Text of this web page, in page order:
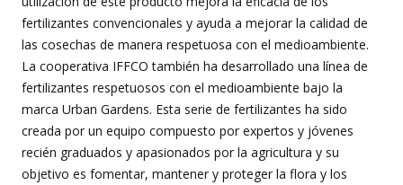
fertilizantes convencionales y ayuda a mejorar la calidad de
las cosechas de manera respetuosa con el medioambiente.
La cooperativa IFFCO también ha desarrollado una línea de
fertilizantes respetuosos con el medioambiente bajo la
marca Urban Gardens. Esta serie de fertilizantes ha sido
creada por un equipo compuesto por expertos y jóvenes
recién graduados y apasionados por la agricultura y su
objetivo es fomentar, mantener y proteger la flora y los